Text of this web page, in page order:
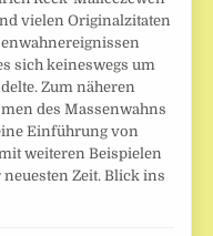
vielen Originalzitaten
sich keineswegs um
Zum näheren
des Massenwahns
Einführung von
weiteren Beispielen
Zeit. Blick ins